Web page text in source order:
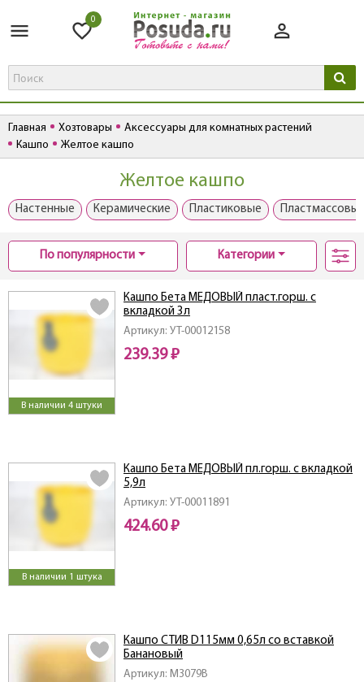
0
Главная Хозтовары
Аксессуары для комнатных растений
Кашпо
Желтое кашпо
Желтое кашпо
Настенные Керамические Пластиковые
По популярности Категории
В наличии 4 штуки
Артикул: УТ-00012158
Кашпо Бета МЕДОВЫЙ пласт.горш. с
вкладкой 3л
239.39 ₽
В наличии 1 штука
Артикул: УТ-00011891
Кашпо Бета МЕДОВЫЙ пл.горш. с вкладкой
5,9л
424.60 ₽
Артикул: M3079B
Кашпо СТИВ D115мм 0,65л со вставкой
Банановый